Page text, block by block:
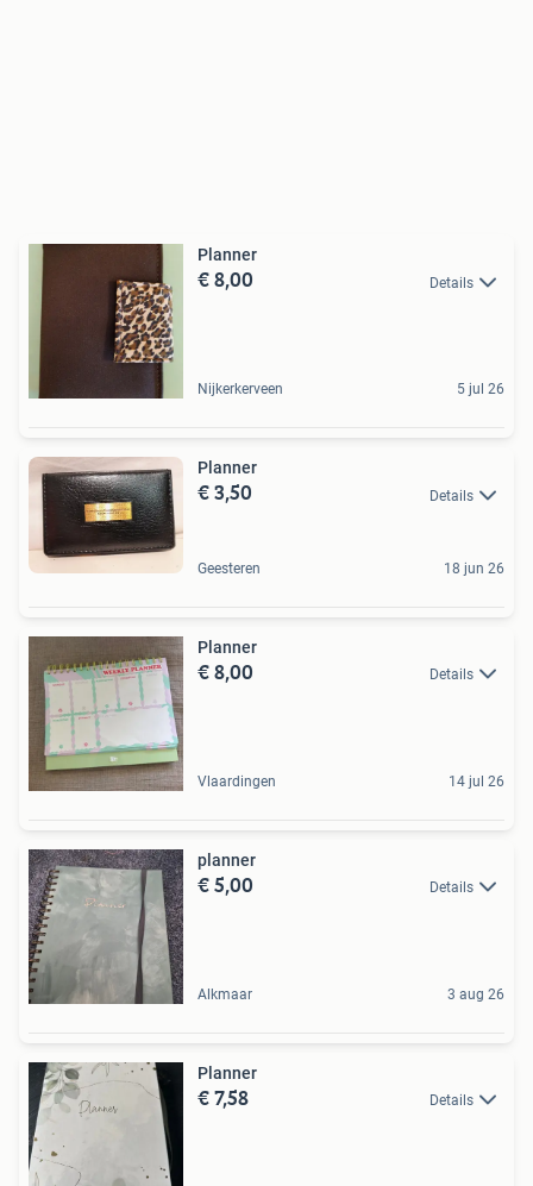
Planner
€ 8,00 Details
Nijkerkerveen 5 jul 26
Planner
€ 3,50 Details
Geesteren 18 jun 26
Planner
€ 8,00 Details
Vlaardingen 14 jul 26
planner
€ 5,00 Details
Alkmaar 3 aug 26
Planner
€ 7,58 Details